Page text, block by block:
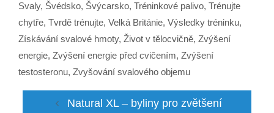
Svaly, Švédsko, Švýcarsko, Tréninkové palivo, Trénujte
chytře, Tvrdě trénujte, Velká Británie, Výsledky tréninku,
Získávání svalové hmoty, Život v tělocvičně, Zvýšení
energie, Zvýšení energie před cvičením, Zvýšení
testosteronu, Zvyšování svalového objemu
Natural XL – byliny pro zvětšení